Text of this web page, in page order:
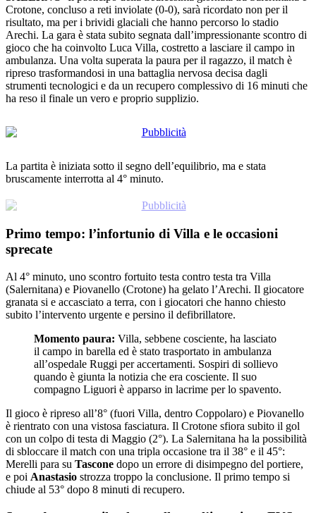
risultato, ma per i brividi glaciali che hanno percorso lo stadio
Arechi. La gara è stata subito segnata dall’impressionante scontro di
gioco che ha coinvolto Luca Villa, costretto a lasciare il campo in
ambulanza. Una volta superata la paura per il ragazzo, il match è
ripreso trasformandosi in una battaglia nervosa decisa dagli
strumenti tecnologici e da un recupero complessivo di 16 minuti che
ha reso il finale un vero e proprio supplizio.
bruscamente interrotta al 4° minuto.
Primo tempo: l’infortunio di Villa e le occasioni
sprecate
Al 4° minuto, uno scontro fortuito testa contro testa tra Villa
granata si e accasciato a terra, con i giocatori che hanno chiesto
subito l’intervento urgente e persino il defibrillatore.
Momento paura:Villa, sebbene cosciente, ha lasciato
all’ospedale Ruggi per accertamenti. Sospiri di sollievo
quando è giunta la notizia che era cosciente. Il suo
compagno Liguori è apparso in lacrime per lo spavento.
Il gioco è ripreso all’8° (fuori Villa, dentro Coppolaro) e Piovanello
con un colpo di testa di Maggio (2°). La Salernitana ha la possibilità
di sbloccare il match con una tripla occasione tra il 38° e il 45°:
Merelli para su Tasconedopo un errore di disimpegno del portiere,
e poiAnastasiostrozza troppo la conclusione. Il primo tempo si
chiude al 53° dopo 8 minuti di recupero.
Secondo tempo: il gol annullato e l’invasione FVS